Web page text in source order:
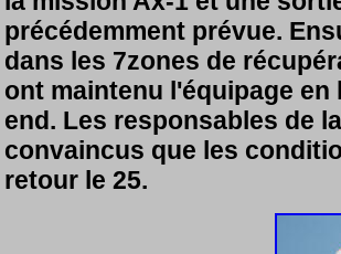
précédemment prévue.
dans les 7zones de
ont maintenu l'équipage en
end. Les responsables de
convaincus que les
retour le 25.